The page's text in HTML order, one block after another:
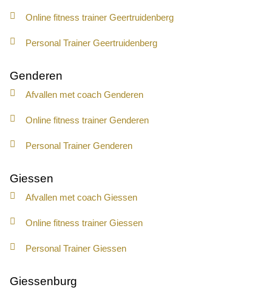
Online fitness trainer Geertruidenberg
Personal Trainer Geertruidenberg
Genderen
Afvallen met coach Genderen
Online fitness trainer Genderen
Personal Trainer Genderen
Giessen
Afvallen met coach Giessen
Online fitness trainer Giessen
Personal Trainer Giessen
Giessenburg